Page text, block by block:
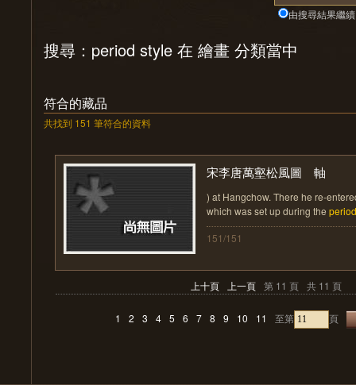
由搜尋結果繼續
搜尋：period style 在 繪畫 分類當中
符合的藏品
共找到 151 筆符合的資料
宋李唐萬壑松風圖 軸
) at Hangchow. There he re-
which was set up during the period
151/151
上十頁 上一頁 第 11 頁 共 11 頁
1 2 3 4 5 6 7 8 9 10 11 至第 頁